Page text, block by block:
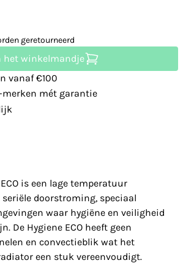
geretourneerd
het winkelmandje
vanaf €100
merken mét garantie
is een lage temperatuur
doorstroming, speciaal
waar hygiëne en veiligheid
De Hygiene ECO heeft geen
en convectieblik wat het
een stuk vereenvoudigt.